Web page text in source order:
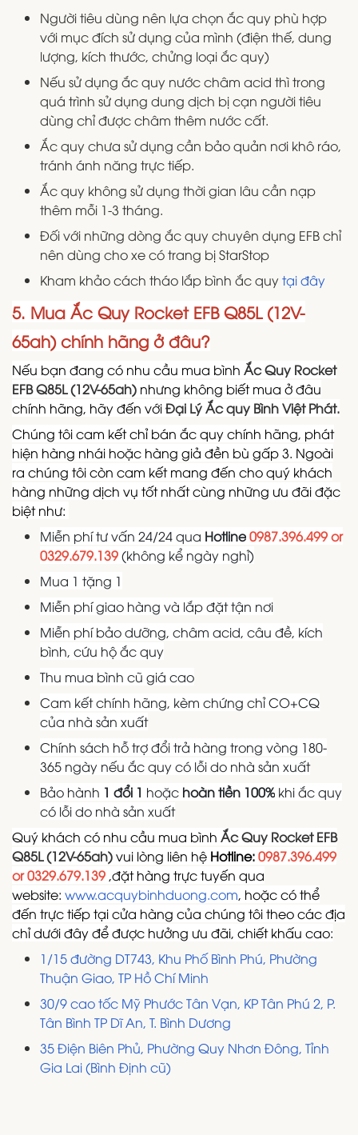
Người tiêu dùng nên lựa chọn ắc quy phù hợp
với mục đích sử dụng của mình (điện thế, dung
lượng, kích thước, chửng loại ắc quy)
Nếu sử dụng ắc quy nước châm acid thì trong
quá trình sử dụng dung dịch bị cạn người tiêu
dùng chỉ được châm thêm nước cất.
Ắc quy chưa sử dụng cần bảo quản nơi khô ráo,
tránh ánh năng trực tiếp.
Ắc quy không sử dụng thời gian lâu cần nạp
thêm mỗi 1-3 tháng.
Đối với những dòng ắc quy chuyên dụng EFB chỉ
nên dùng cho xe có trang bị StarStop
Kham khảo cách tháo lắp bình ắc quytại đây
5. Mua Ắc Quy Rocket EFB Q85L (12V-
65ah) chính hãng ở đâu?
Nếu bạn đang có nhu cầu mua bình Ắc Quy Rocket
EFB Q85L (12V-65ah) nhưng không biết mua ở đâu
chính hãng, hãy đến vớiĐại LýẮc quy Bình Việt Phát.
Chúng tôi cam kết chỉ bán ắc quy chính hãng, phát
hiện hàng nhái hoặc hàng giả đền bù gấp 3. Ngoài
ra chúng tôi còn cam kết mang đến cho quý khách
hàng những dịch vụ tốt nhất cùng những ưu đãi đặc
biệt như:
Miễn phí tư vấn 24/24 qua Hotline0987.396.499 or
0329.679.139(không kể ngày nghỉ)
Mua 1 tặng 1
Miễn phí giao hàng và lắp đặt tận nơi
Miễn phí bảo dưỡng, châm acid, câu đề, kích
bình, cứu hộ ắc quy
Thu mua bình cũ giá cao
Cam kết chính hãng, kèm chứng chỉ CO+CQ
của nhà sản xuất
Chính sách hỗ trợ đổi trả hàng trong vòng 180-
365 ngày nếu ắc quy có lỗi do nhà sản xuất
Bảo hành 1 đổi 1 hoặc hoàn tiền 100% khi ắc quy
có lỗi do nhà sản xuất
Quý khách có nhu cầu mua bình Ắc Quy Rocket EFB
Q85L (12V-65ah)vui lòng liên hệ Hotline:0987.396.499
or 0329.679.139 ,đặt hàng trực tuyến qua
website: www.acquybinhduong.com, hoặc có thể
đến trực tiếp tại cửa hàng của chúng tôi theo các địa
chỉ dưới đây để được hưởng ưu đãi, chiết khấu cao:
1/15 đường DT743, Khu Phố Bình Phú, Phường
Thuận Giao, TP Hồ Chí Minh
30/9 cao tốc Mỹ Phước Tân Vạn, KP Tân Phú 2, P.
Tân Bình TP Dĩ An, T. Bình Dương
35 Điện Biên Phủ, Phường Quy Nhơn Đông, Tỉnh
Gia Lai (Bình Định cũ)